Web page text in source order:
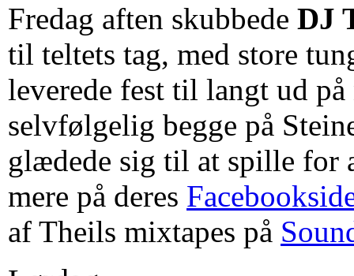
Fredag aften skubbede DJ
til teltets tag, med store
leverede fest til langt ud på
selvfølgelig begge på
glædede sig til at spille for
mere på deres
af Theils mixtapes på